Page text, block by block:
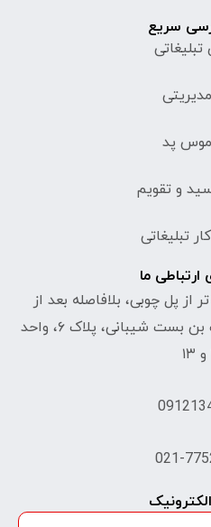
سریع
پد
و تقویم
تبلیغاتی
ارتباطی ما
از پل چوبی، بلافاصله بعد از
چهار راه هدایت، سمت راست بن بست شیبانی، پلاک ۶، واحد
021-